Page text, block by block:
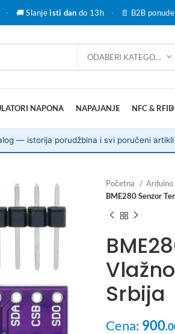
· 🚚 Slanjeisti dan do 13h · 📄 B2B
ODABERI KATEGORIJU
NAPONA NAPAJANJE NFC & RFID
— istorija porudžbina i svi poručeni
Početna Arduino
BME280 Senzor
Srbija
Cena: 900